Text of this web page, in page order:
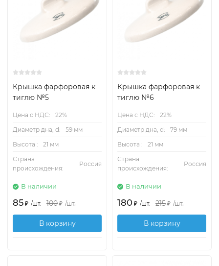
Крышка фарфоровая к
тиглю №5
Цена с НДС:
22%
Диаметр дна, d:
59 мм
Высота :
21 мм
Страна
происхождения:
Россия
В наличии
85 ₽ /шт. 100 ₽ /шт.
В корзину
Крышка фарфоровая к
тиглю №6
Цена с НДС:
22%
Диаметр дна, d:
79 мм
Высота :
21 мм
Страна
происхождения:
Россия
В наличии
180 ₽ /шт. 215 ₽ /шт.
В корзину